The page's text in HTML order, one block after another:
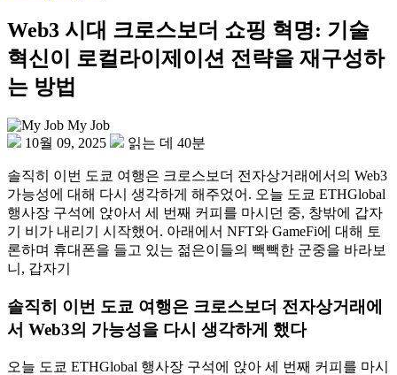
Web3 시대 크로스보더 쇼핑 혁명: 기술
혁신이 로컬라이제이션 전략을 재구성하
는 방법
My Job
10월 09, 2025
읽는 데 40분
솔직히 이번 도쿄 여행은 크로스보더 전자상거래에서의 Web3
가능성에 대해 다시 생각하게 해주었어. 오늘 도쿄 ETHGlobal
행사장 구석에 앉아서 세 번째 커피를 마시던 중, 창밖에 갑자
기 비가 내리기 시작했어. 아래에서 NFT와 GameFi에 대해 토
론하며 휴대폰을 들고 있는 젊은이들의 빽빽한 군중을 바라보
니, 갑자기
솔직히 이번 도쿄 여행은 크로스보더 전자상거래 에
서 Web3의 가능성을 다시 생각하게 했다
오늘 도쿄 ETHGlobal 행사장 구석에 앉아 세 번째 커피를 마시